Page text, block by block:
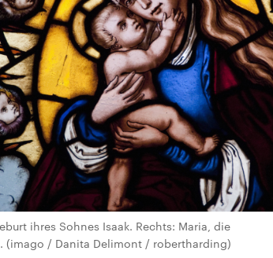
ihres Sohnes Isaak. Rechts: Maria, die
(imago / Danita Delimont / robertharding)